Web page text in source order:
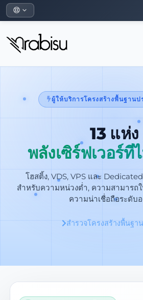
ผู้ให้บริการโครงสร้างพื้นฐานป
13 แห่ง
พลังเซิร์ฟเวอร์ที่
โฮสติ้ง, VDS, VPS และ
สำหรับความหน่วงต่ำ, ความสามารถ
ความน่าเชื่อถือระดับ
สำรวจโครงสร้างพื้นฐา